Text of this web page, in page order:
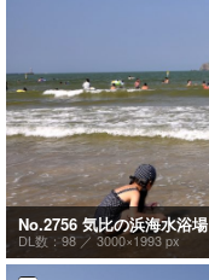
No.2756 気比の浜海水浴場
DL数：98 ／3000×1993 px